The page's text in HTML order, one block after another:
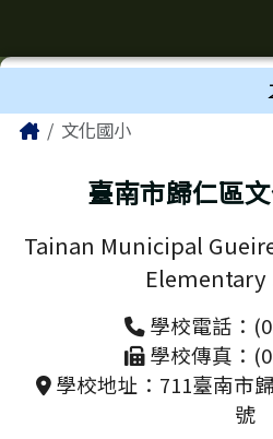
主內容區域
Home文化國小
臺南市歸仁區
Tainan Municipal
Elementary
學校電話：
學校傳真：
學校地址：711臺南市
號
頁尾區域